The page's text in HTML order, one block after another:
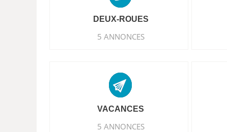
DEUX-ROUES
5 ANNONCES
VACANCES
5 ANNONCES